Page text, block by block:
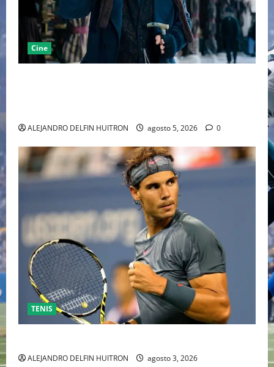
Cine
ALEJANDRO DELFIN HUITRON agosto 5, 2026 0
TENIS
ALEJANDRO DELFIN HUITRON agosto 3, 2026